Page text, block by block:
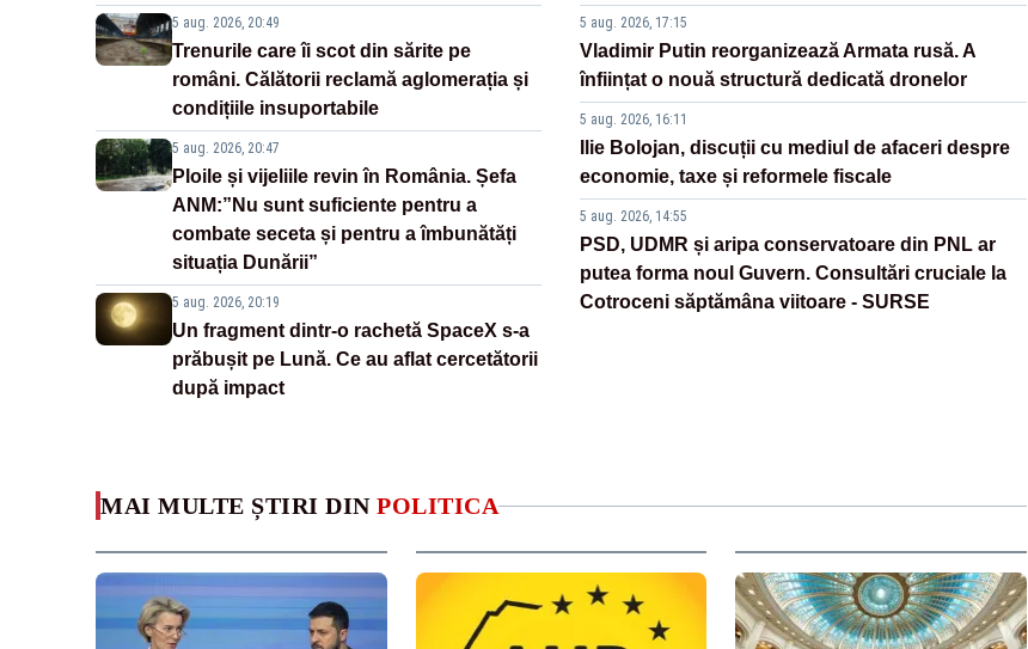
5 aug. 2026, 20:49
Trenurile care îi scot din sărite pe
români. Călătorii reclamă aglomerația și
condițiile insuportabile
5 aug. 2026, 20:47
Ploile și vijeliile revin în România. Șefa
ANM:”Nu sunt suficiente pentru a
combate seceta și pentru a îmbunătăți
situația Dunării”
5 aug. 2026, 20:19
Un fragment dintr-o rachetă SpaceX s-a
prăbușit pe Lună. Ce au aflat cercetătorii
după impact
5 aug. 2026, 17:15
Vladimir Putin reorganizează Armata rusă. A
înființat o nouă structură dedicată dronelor
5 aug. 2026, 16:11
Ilie Bolojan, discuții cu mediul de afaceri despre
economie, taxe și reformele fiscale
5 aug. 2026, 14:55
PSD, UDMR și aripa conservatoare din PNL ar
putea forma noul Guvern. Consultări cruciale la
Cotroceni săptămâna viitoare - SURSE
MAI MULTE ȘTIRI DIN POLITICA